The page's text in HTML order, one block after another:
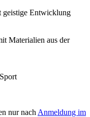
geistige Entwicklung
Materialien aus der
nur nach Anmeldung im